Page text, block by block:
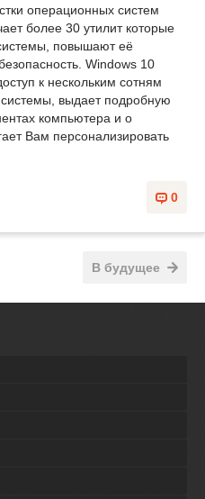
операционных систем
более 30 утилит которые
повышают её
Windows 10
к нескольким сотням
выдает подробную
компьютера и о
Вам персонализировать
0
В будущее